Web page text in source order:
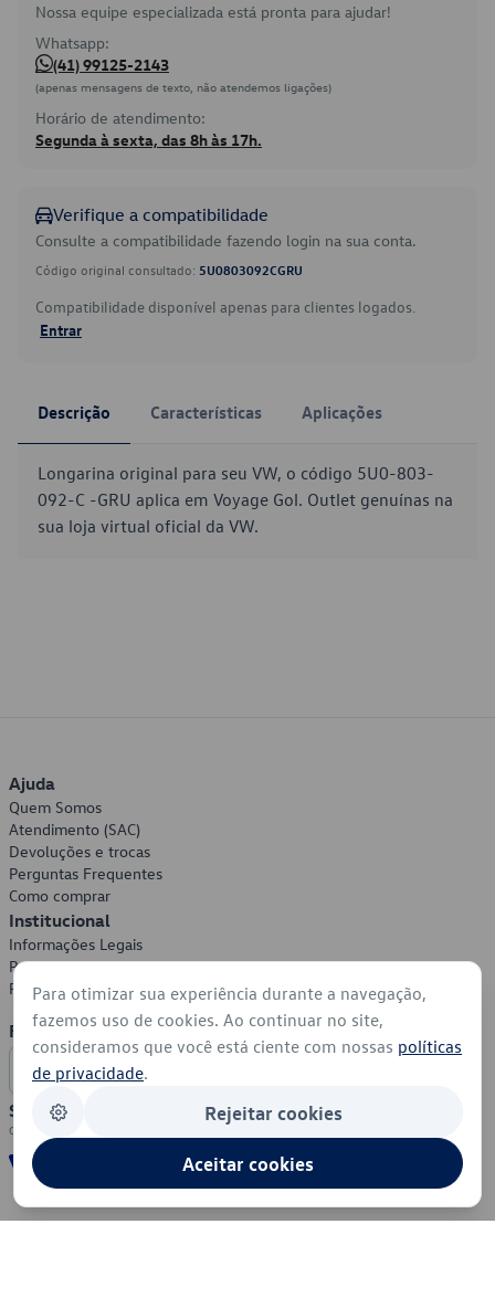
Nossa equipe especializada está pronta para ajudar!
Whatsapp:
(41) 99125-2143
(apenas mensagens de texto, não atendemos ligações)
Horário de atendimento:
Segunda à sexta, das 8h às 17h.
Verifique a compatibilidade
Consulte a compatibilidade fazendo login na sua conta.
Código original consultado: 5U0803092CGRU
Compatibilidade disponível apenas para clientes logados.
Entrar
Descrição Características Aplicações
Longarina original para seu VW, o código 5U0-803-
092-C -GRU aplica em Voyage Gol. Outlet genuínas na
sua loja virtual oficial da VW.
Ajuda
Quem Somos
Atendimento (SAC)
Devoluções e trocas
Perguntas Frequentes
Como comprar
Institucional
Informações Legais
Política de Privacidade
Política de Cookies
Formas de Pagamento
Segurança
Para otimizar sua experiência durante a navegação,
fazemos uso de cookies. Ao continuar no site,
consideramos que você está ciente com nossas políticas
de privacidade.
Rejeitar cookies
Aceitar cookies